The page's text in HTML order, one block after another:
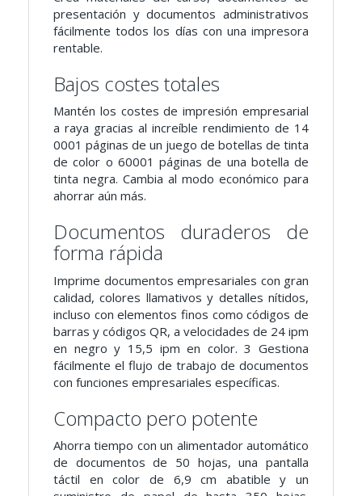
presentación y documentos administrativos
fácilmente todos los días con una impresora
rentable.
Bajos costes totales
Mantén los costes de impresión empresarial
a raya gracias al increíble rendimiento de 14
0001 páginas de un juego de botellas de tinta
de color o 60001 páginas de una botella de
tinta negra. Cambia al modo económico para
ahorrar aún más.
Documentos duraderos de
forma rápida
Imprime documentos empresariales con gran
calidad, colores llamativos y detalles nítidos,
incluso con elementos finos como códigos de
barras y códigos QR, a velocidades de 24 ipm
en negro y 15,5 ipm en color. 3 Gestiona
fácilmente el flujo de trabajo de documentos
con funciones empresariales específicas.
Compacto pero potente
Ahorra tiempo con un alimentador automático
de documentos de 50 hojas, una pantalla
táctil en color de 6,9 cm abatible y un